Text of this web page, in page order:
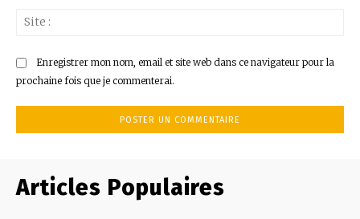
Enregistrer mon nom, email et site web dans ce navigateur pour la
prochaine fois que je commenterai.
Articles Populaires